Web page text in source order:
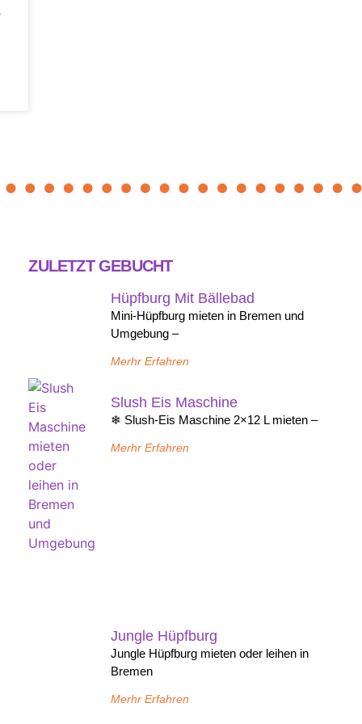
ZULETZT GEBUCHT
Hüpfburg Mit Bällebad
Mini-Hüpfburg mieten in Bremen und
Umgebung –
Merhr Erfahren
Slush Eis Maschine
❄ Slush-Eis Maschine 2×12 L mieten –
Merhr Erfahren
Jungle Hüpfburg
Jungle Hüpfburg mieten oder leihen in
Bremen
Merhr Erfahren